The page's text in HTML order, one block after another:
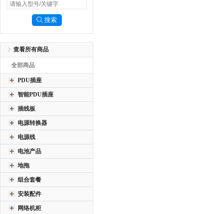
查看所有商品
全部商品
PDU插座
智能PDU插座
插线板
电源转换器
电源线
电池产品
地拖
组合套餐
安装配件
网络机柜